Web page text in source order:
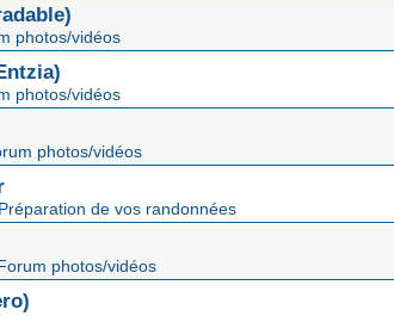
photos/vidéos
photos/vidéos
photos/vidéos
Préparation de vos randonnées
photos/vidéos